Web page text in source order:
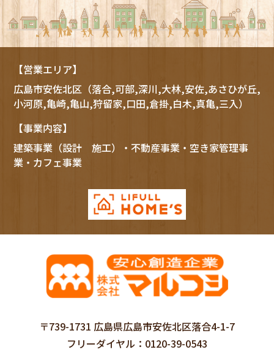
【営業エリア】
広島市安佐北区 （落合,可部,深川,大林,安佐,あさひが丘,
小河原,亀崎,亀山,狩留家,口田,倉掛,白木,真亀,三入）
【事業内容】
建築事業（設計 施工）・不動産事業・空き家管理事
業・カフェ事業
〒739-1731 広島県広島市安佐北区落合4-1-7
フリーダイヤル
0120-39-0543